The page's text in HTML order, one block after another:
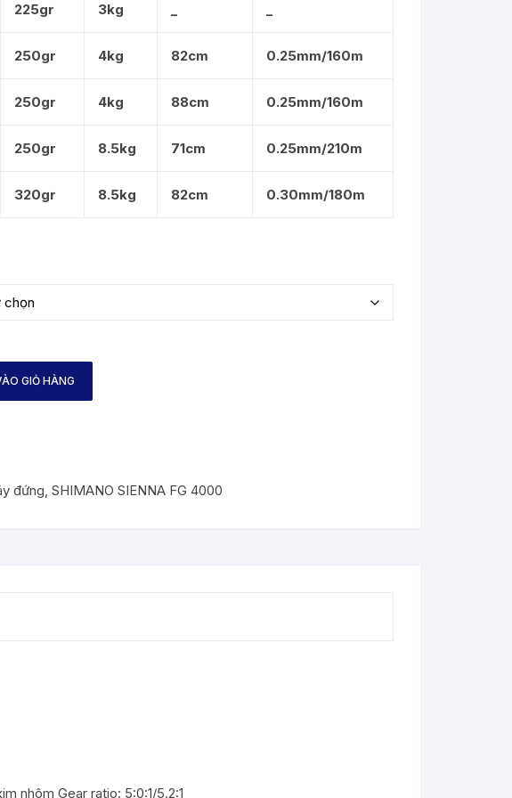
225gr 3kg
250gr 4kg 82cm 0.25mm/160m
250gr 4kg 88cm 0.25mm/160m
250gr 8.5kg 71cm 0.25mm/210m
320gr 8.5kg 82cm 0.30mm/180m
GIỎ HÀNG
đứng, SHIMANO SIENNA FG 4000
nhôm Gear ratio: 5:0:1/5.2:1